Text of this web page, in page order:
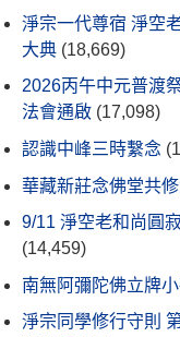
淨宗一代尊宿 淨空
大典 (18,669)
2026丙午中元普渡
法會通啟 (17,098)
認識中峰三時繫念
華藏新莊念佛堂共
9/11 淨空老和尚圓
(14,459)
南無阿彌陀佛立牌
淨宗同學修行守則